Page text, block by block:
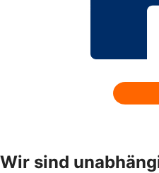
Wir sind